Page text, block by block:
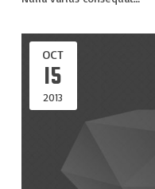
OCT
15
2013